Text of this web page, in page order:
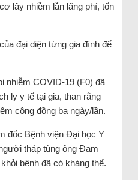
lây nhiễm lẫn lãng phí, tốn
đại diện từng gia đình để
nhiễm COVID-19 (F0) đã
ly y tế tại gia, than rằng
cộng đồng ba ngày/lần.
đốc Bệnh viện Đại học Y
tháp tùng ông Đam –
bệnh đã có kháng thể.